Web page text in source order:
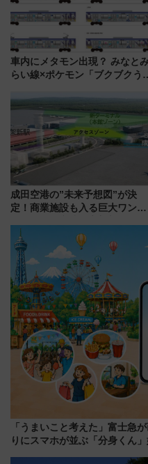
車内にメタモン出現？ みなと
らい線×ポケモン「ブクブクう
行開始に！ この夏は直通列車
横浜へ！
成田空港の”未来予想図”が決
定！商業施設も入る巨大ワンタ
で新型特急が品川･羽田とを結
ぶ！ JR空港駅は2面3線化！
「うまいこと考えた」富士急
りにスマホが並ぶ「分身くん